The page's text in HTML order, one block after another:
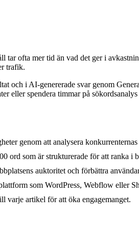
ofta mer tid än vad det ger i
trafik.
och i AI-genererade svar genom
eller spendera timmar på
genom att analysera konkurrenternas
ord som är strukturerade för att ranka i
auktoritet och förbättra
som WordPress, Webflow eller
varje artikel för att öka engagemanget.